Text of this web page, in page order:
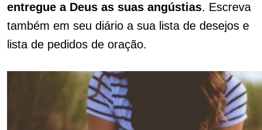
entregue a Deus as suas angústias. Escreva
também em seu diário a sua lista de desejos e
lista de pedidos de oração.